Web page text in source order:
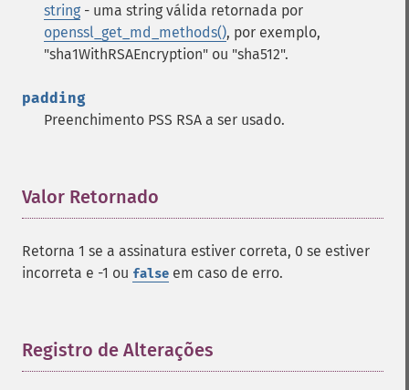
string - uma string válida retornada por
openssl_get_md_methods(), por exemplo,
"sha1WithRSAEncryption" ou "sha512".
padding
Preenchimento PSS RSA a ser usado.
Valor Retornado
Retorna 1 se a assinatura estiver correta, 0 se estiver
incorreta e -1 ou false em caso de erro.
Registro de Alterações